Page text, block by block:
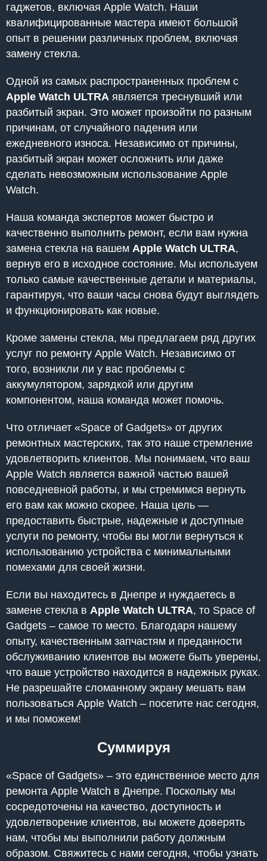
гаджетов, включая Apple Watch. Наши
квалифицированные мастера имеют большой
опыт в решении различных проблем, включая
замену стекла.
Одной из самых распространенных проблем с
Apple Watch ULTRA является треснувший или
разбитый экран. Это может произойти по разным
причинам, от случайного падения или
ежедневного износа. Независимо от причины,
разбитый экран может осложнить или даже
сделать невозможным использование Apple
Watch.
Наша команда экспертов может быстро и
качественно выполнить ремонт, если вам нужна
замена стекла на вашем Apple Watch ULTRA,
вернув его в исходное состояние. Мы используем
только самые качественные детали и материалы,
гарантируя, что ваши часы снова будут выглядеть
и функционировать как новые.
Кроме замены стекла, мы предлагаем ряд других
услуг по ремонту Apple Watch. Независимо от
того, возникли ли у вас проблемы с
аккумулятором, зарядкой или другим
компонентом, наша команда может помочь.
Что отличает «Space of Gadgets» от других
ремонтных мастерских, так это наше стремление
удовлетворить клиентов. Мы понимаем, что ваш
Apple Watch является важной частью вашей
повседневной работы, и мы стремимся вернуть
его вам как можно скорее. Наша цель —
предоставить быстрые, надежные и доступные
услуги по ремонту, чтобы вы могли вернуться к
использованию устройства с минимальными
помехами для своей жизни.
Если вы находитесь в Днепре и нуждаетесь в
замене стекла в Apple Watch ULTRA, то Space of
Gadgets – самое то место. Благодаря нашему
опыту, качественным запчастям и преданности
обслуживанию клиентов вы можете быть уверены,
что ваше устройство находится в надежных руках.
Не разрешайте сломанному экрану мешать вам
пользоваться Apple Watch – посетите нас сегодня,
и мы поможем!
Суммируя
«Space of Gadgets» – это единственное место для
ремонта Apple Watch в Днепре. Поскольку мы
сосредоточены на качество, доступность и
удовлетворение клиентов, вы можете доверять
нам, чтобы мы выполнили работу должным
образом. Свяжитесь с нами сегодня, чтобы узнать